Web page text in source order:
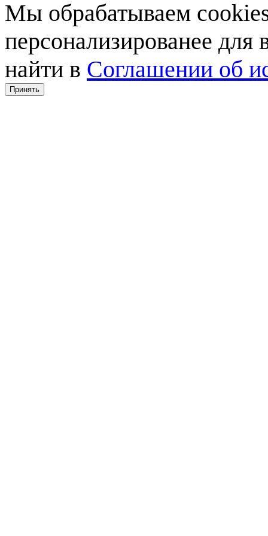
Мы обрабатываем
персонализированее
найти в Соглашении об
Принять